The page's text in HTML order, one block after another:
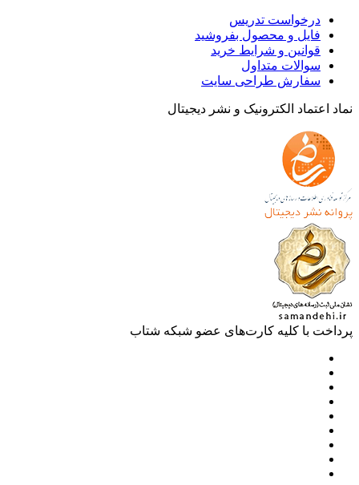
درخواست تدریس
فایل و محصول بفروشید
قوانین و شرایط خرید
سوالات متداول
سفارش طراحی سایت
اعتماد الکترونیک و نشر دیجیتال
با کلیه کارت‌های عضو شبکه شتاب